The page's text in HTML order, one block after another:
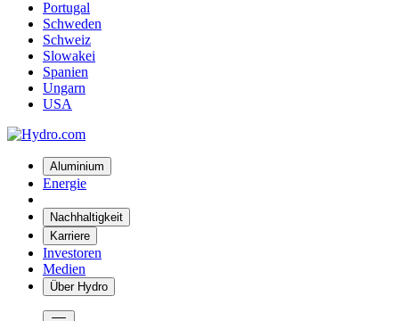
Portugal
Schweden
Schweiz
Slowakei
Spanien
Ungarn
USA
Aluminium
Energie
Nachhaltigkeit
Karriere
Investoren
Medien
Über Hydro